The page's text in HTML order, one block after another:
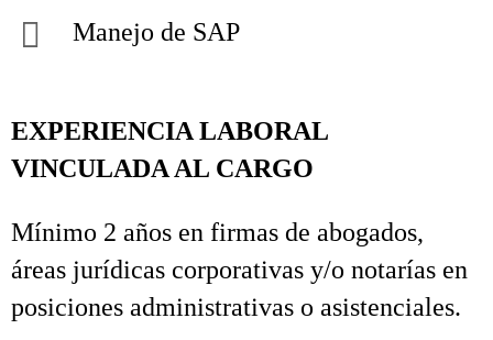
Manejo de SAP
EXPERIENCIA LABORAL
VINCULADA AL CARGO
Mínimo 2 años en firmas de abogados,
áreas jurídicas corporativas y/o notarías en
posiciones administrativas o asistenciales.